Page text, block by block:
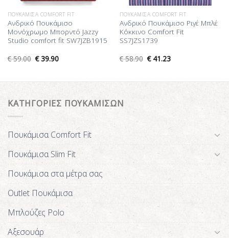
ΠΟΥΚΆΜΙΣΑ COMFORT FIT
Ανδρικό Πουκάμισο
Μονόχρωμο Μπορντό Jazzy
Studio comfort fit SW7JZB1915
€59.00 €39.90
ΠΟΥΚΆΜΙΣΑ COMFORT FIT
Ανδρικό Πουκάμισο Ριγέ Μπλέ
Κόκκινο Comfort Fit
SS7JZS1739
€58.90 €41.23
ΚΑΤΗΓΟΡΙΕΣ ΠΟΥΚΑΜΙΣΩΝ
Πουκάμισα Comfort Fit
Πουκάμισα Slim Fit
Πουκάμισα στα μέτρα σας
Outlet Πουκάμισα
Μπλούζες Polo
Αξεσουάρ